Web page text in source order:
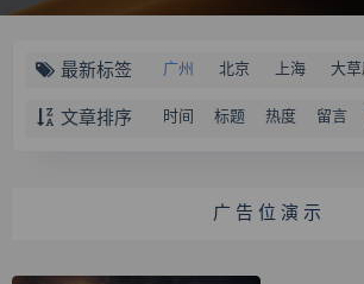
最新标签 广州 北京 上海 大草
文章排序 时间 标题 热度 留言
广 告 位 演 示